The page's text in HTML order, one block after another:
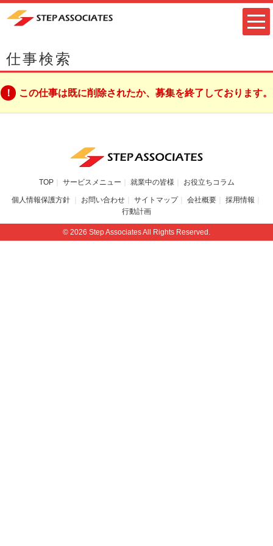
仕事検索
この仕事は既に削除されたか、募集を終了しております。
TOP サービスメニュー 就業中の皆様 お役立ちコラム
個人情報保護方針 お問い合わせ サイトマップ 会社概要
採用情報
行動計画
© 2026 Step Associates All Rights Reserved.